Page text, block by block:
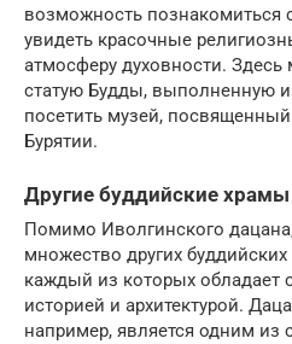
возможность познакомиться
увидеть красочные
атмосферу духовности.
статую Будды, выполненную
посетить музей,
Бурятии.
Другие буддийские
Помимо Иволгинского
множество других
каждый из которых обладает
историей и архитектурой.
например, является одним из